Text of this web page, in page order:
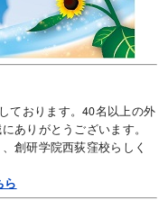
ております。40名以上の外
ありがとうございます。
創研学院西荻窪校らしく
ら